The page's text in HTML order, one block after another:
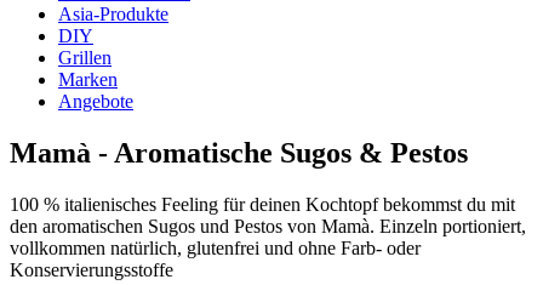
Asia-Produkte
DIY
Grillen
Marken
Angebote
Mamà - Aromatische Sugos & Pestos
100 % italienisches Feeling für deinen Kochtopf bekommst du mit
den aromatischen Sugos und Pestos von Mamà. Einzeln portioniert,
vollkommen natürlich, glutenfrei und ohne Farb- oder
Konservierungsstoffe